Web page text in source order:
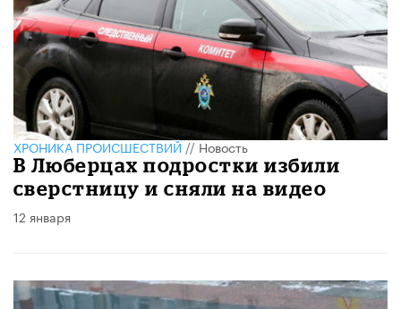
ХРОНИКА ПРОИСШЕСТВИЙ//Новость
В Люберцах подростки избили
сверстницу и сняли на видео
12 января